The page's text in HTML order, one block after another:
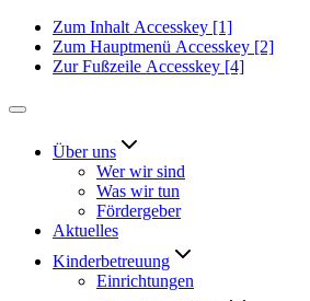
Zum Inhalt Accesskey [1]
Zum Hauptmenü Accesskey [2]
Zur Fußzeile Accesskey [4]
Über uns
Wer wir sind
Was wir tun
Fördergeber
Aktuelles
Kinderbetreuung
Einrichtungen